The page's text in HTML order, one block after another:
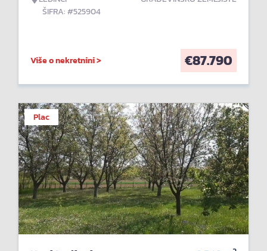
ŠIFRA: #525904
Više o nekretnini > €87.790
Plac